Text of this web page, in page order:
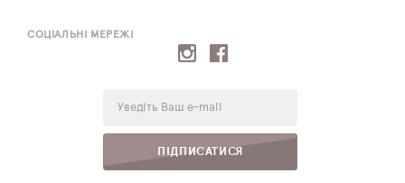
СОЦІАЛЬНІ МЕРЕЖІ
ПІДПИСАТИСЯ